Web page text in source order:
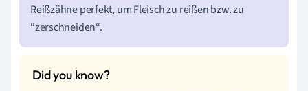
Reißzähne perfekt, um Fleisch zu reißen bzw. zu
“zerschneiden“.